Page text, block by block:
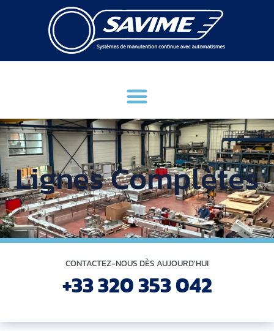
Lignes Complètes
CONTACTEZ-NOUS DÈS AUJOURD'HUI
+33 320 353 042